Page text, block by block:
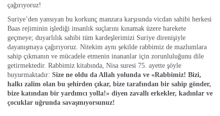
çağırıyoruz!
Suriye’den yansıyan bu korkunç manzara karşısında vicdan sahibi herkesi
Baas rejiminin işlediği insanlık suçlarını kınamak üzere harekete
geçmeye; duyarlılık sahibi tüm kardeşlerimizi Suriye direnişiyle
dayanışmaya çağırıyoruz. Nitekim aynı şekilde rabbimiz de mazlumlara
sahip çıkmanın ve mücadele etmenin inananlar için zorunluluğunu dile
getirmektedir. Rabbimiz kitabında, Nisa suresi 75. ayette şöyle
buyurmaktadır: Size ne oldu da Allah yolunda ve «Rabbimiz! Bizi,
halkı zalim olan bu şehirden çıkar, bize tarafından bir sahip gönder,
bize katından bir yardımcı yolla!» diyen zavallı erkekler, kadınlar ve
çocuklar uğrunda savaşmıyorsunuz!